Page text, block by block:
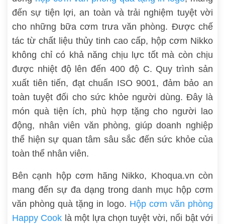
đến sự tiện lợi, an toàn và trải nghiệm tuyệt vời
cho những bữa cơm trưa văn phòng. Được chế
tác từ chất liệu thủy tinh cao cấp, hộp cơm Nikko
không chỉ có khả năng chịu lực tốt mà còn chịu
được nhiệt độ lên đến 400 độ C. Quy trình sản
xuất tiên tiến, đạt chuẩn ISO 9001, đảm bảo an
toàn tuyệt đối cho sức khỏe người dùng. Đây là
món quà tiện ích, phù hợp tặng cho người lao
động, nhân viên văn phòng, giúp doanh nghiệp
thể hiện sự quan tâm sâu sắc đến sức khỏe của
toàn thể nhân viên.
Bên cạnh hộp cơm hãng Nikko, Khoqua.vn còn
mang đến sự đa dạng trong danh mục hộp cơm
văn phòng quà tặng in logo. Hộp cơm văn phòng
Happy Cook là một lựa chọn tuyệt vời, nổi bật với